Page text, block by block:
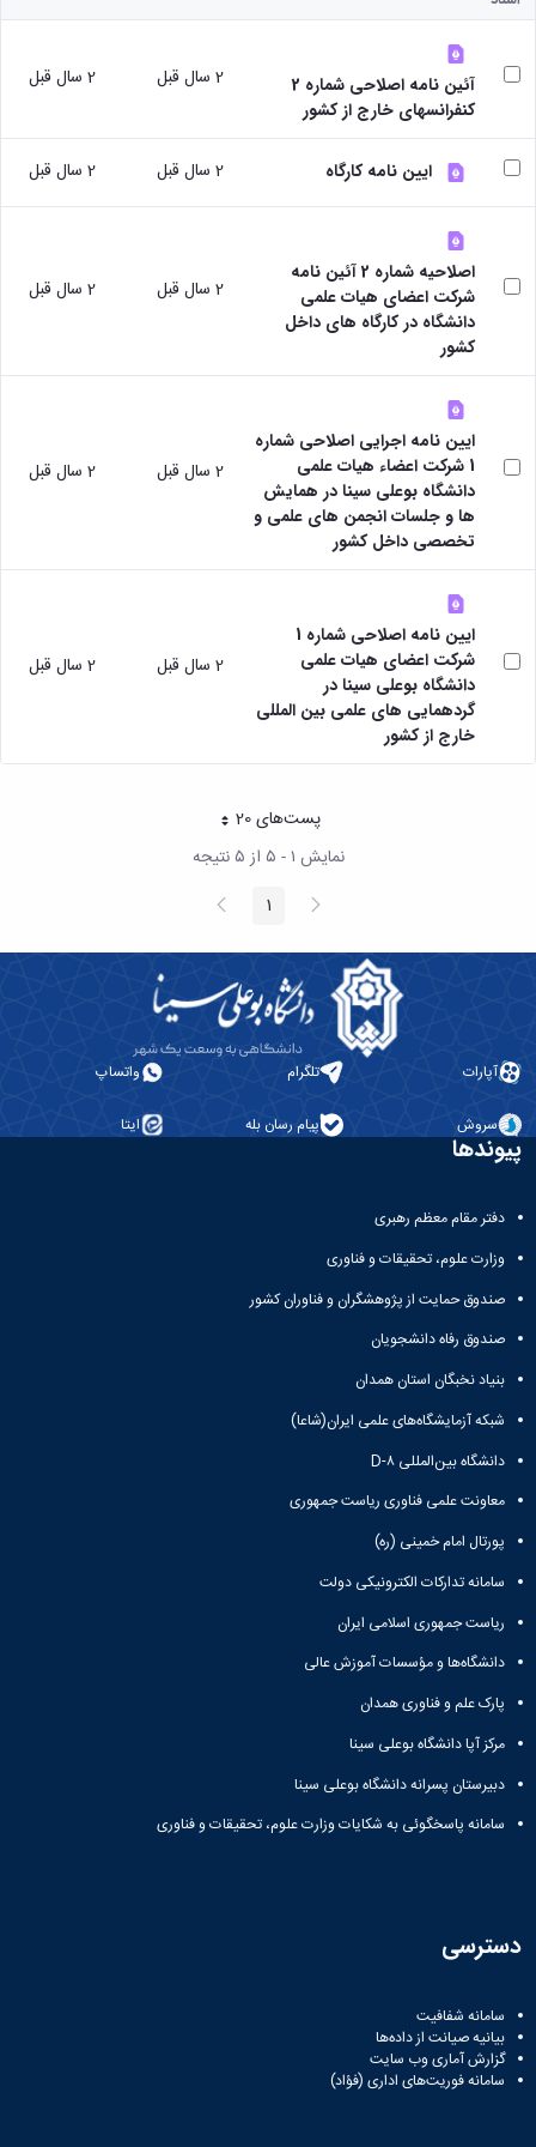
مرکز
نشر
رئیس
دفتر
ارتباط
صنعت
رئیس
آزمایشگاه
مرکزی
معاون
مدیر
امور
پژوهشی
کارکنان
ارتباط با
معاونت
نشانی
ونقشه
ارتباط
با
کارکنان
ارتباط
با
صنعت
تحقیقات
و فناوری
مرکز
گیاهی
پژوهشکده
آب
آزمایشگاه
تحقیقاتی
مرکزی
آزمایشگاه
تنش
پسماند
آزمایشگاه
مقاومت
مصالح
آزمایشگاه
مواد
آزمایشگاه
باستان
شناسی
آزمایشگاه
هوش
ربات
طرح
نشریات
معاونت
پژوهش
فناوری
نشریه
مطالعات
پلیس
فهرست
نشریات
علمی
معتبر
با
صنعت
آزمایشگاه
مرکزی
مرکز
نشر
شوراها و
پژوهشی
شورای
انتشارات
اتاق
فکر
پژوهشی
کارگروه
علم
سنجی
کارگروه
اخلاق
پزشکی
کارگروه
اخلاق
در
پژوهش
کرسی
نظریه
پردازی
دانشگاه
آیین
نامه
های
کتاب
نامه
های
طرح
ها
آیین
نامه
های
مجلات
آیین
نامه
های
کنفرانس
ها
آیین
نامه
های
اعضای
هیات
علمی
سایر
آیین
نامه
ها
آئین نامه اصلاحی شماره 2
کنفرانسهای خارج از کشور
2 سال قبل 2 سال قبل
ایین نامه کارگاه 2 سال قبل 2 سال قبل
اصلاحیه شماره 2 آئین نامه
شرکت اعضای هیات علمی
دانشگاه در کارگاه های داخل
کشور
2 سال قبل 2 سال قبل
ایین نامه اجرایی اصلاحی شماره
1 شرکت اعضاء هیات علمی
دانشگاه بوعلی سینا در همایش
ها و جلسات انجمن های علمی و
تخصصی داخل کشور
2 سال قبل 2 سال قبل
ایین نامه اصلاحی شماره 1
شرکت اعضای هیات علمی
دانشگاه بوعلی سینا در
گردهمایی های علمی بین المللی
خارج از کشور
2 سال قبل 2 سال قبل
پست‌‌های 20هر صفحه
نمایش ۱ - ۵ از ۵ نتیجه
پیغام
قبلی صفحه1 صفحه
بعد
آپارات تلگرام واتساپ
سروش پیام رسان بله ایتا
پیوندها
دفتر مقام معظم رهبری
وزارت علوم، تحقیقات و فناوری
صندوق حمایت از پژوهشگران و فناوران کشور
صندوق رفاه دانشجویان
بنیاد نخبگان استان همدان
شبکه آزمایشگاه‌های علمی ایران(شاعا)
دانشگاه بین‌المللی D-۸
معاونت علمی فناوری ریاست جمهوری
پورتال امام خمینی (ره)
سامانه تدارکات الکترونیکی دولت
ریاست جمهوری اسلامی ایران
دانشگاه‌ها و مؤسسات آموزش عالی
پارک علم و فناوری همدان
مرکز آپا دانشگاه بوعلی سینا
دبیرستان پسرانه دانشگاه بوعلی سینا
سامانه پاسخگوئی به شکایات وزارت علوم، تحقیقات و فناوری
دسترسی
سامانه شفافیت
بیانیه صیانت از داده‌ها
گزارش آماری وب‌ سایت
سامانه فوریت‌های اداری (فؤاد)